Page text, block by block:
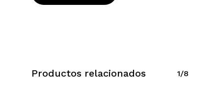
Productos relacionados 1/8